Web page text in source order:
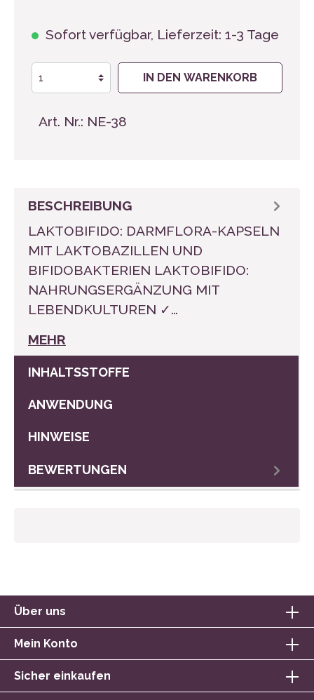
Sofort verfügbar, Lieferzeit: 1-3 Tage
IN DEN WARENKORB
Art. Nr.: NE-38
BESCHREIBUNG
LAKTOBIFIDO: DARMFLORA-KAPSELN
MIT LAKTOBAZILLEN UND
BIFIDOBAKTERIEN LAKTOBIFIDO:
NAHRUNGSERGÄNZUNG MIT
LEBENDKULTUREN ✓…
MEHR
BEWERTUNGEN
ANWENDUNG
INHALTSSTOFFE
HINWEISE
Über uns
Mein Konto
Sicher einkaufen